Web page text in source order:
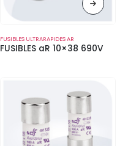
FUSIBLES ULTRARAPIDES AR
FUSIBLES aR 10×38 690V